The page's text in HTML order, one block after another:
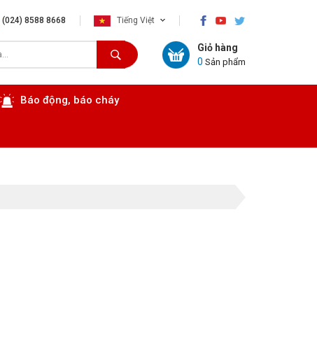
(024) 8588 8668 Tiếng Việt
Giỏ hàng
0 Sản phẩm
Báo động, báo cháy